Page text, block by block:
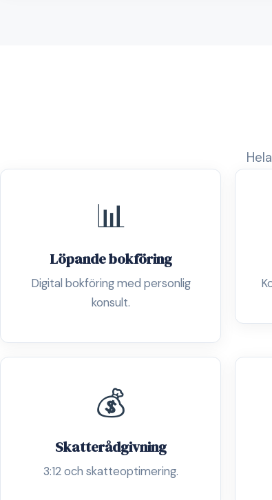
📊
Löpande bokföring
Digital bokföring med personlig
konsult.
💰
Skatterådgivning
3:12 och skatteoptimering.